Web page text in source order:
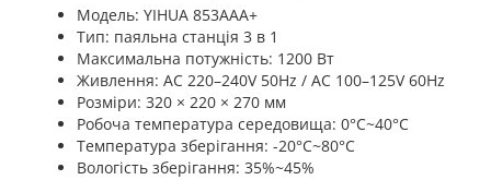
Модель: YIHUA 853AAA+
Тип: паяльна станція 3 в 1
Максимальна потужність: 1200 Вт
Живлення: AC 220–240V 50Hz / AC 100–125V 60Hz
Розміри: 320 × 220 × 270 мм
Робоча температура середовища: 0°C~40°C
Температура зберігання: -20°C~80°C
Вологість зберігання: 35%~45%